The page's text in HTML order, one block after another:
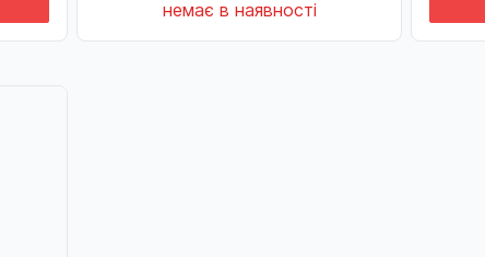
немає в наявності